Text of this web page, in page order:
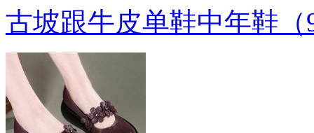
古坡跟牛皮单鞋中年鞋（